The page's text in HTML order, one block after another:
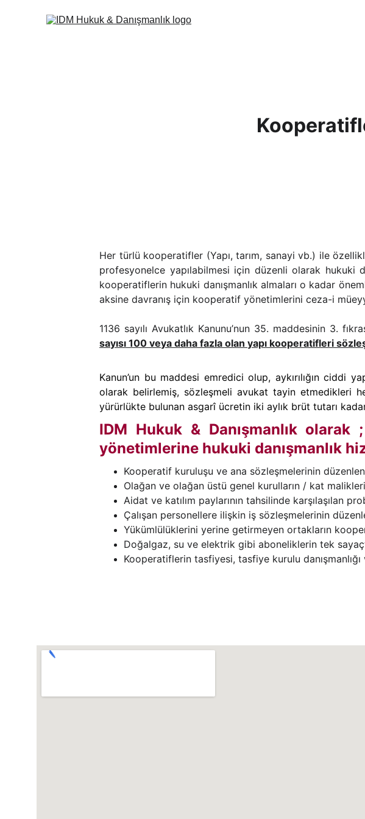
Her türlü kooperatifler (Yapı, tarım, sanayi vb.) ile
profesyonelce yapılabilmesi için düzenli olarak hukuki
kooperatiflerin hukuki danışmanlık almaları o kadar
aksine davranış için kooperatif yönetimlerini ceza-i
1136 sayılı Avukatlık Kanunu’nun 35. maddesinin 3.
sayısı 100 veya daha fazla olan yapı kooperatifleri
Kanun’un bu maddesi emredici olup, aykırılığın ciddi
olarak belirlemiş, sözleşmeli avukat tayin etmedikleri
yürürlükte bulunan asgarî ücretin iki aylık brüt tutarı
IDM Hukuk & Danışmanlık
yönetimlerine hukuki danışmanlık
Kooperatif kuruluşu ve ana sözleşmelerinin
Olağan ve olağan üstü genel kurulların / kat malikleri
Aidat ve katılım paylarının tahsilinde karşılaşılan
Çalışan personellere ilişkin iş sözleşmelerinin
Yükümlülüklerini yerine getirmeyen ortakların
Doğalgaz, su ve elektrik gibi aboneliklerin tek
Kooperatiflerin tasfiyesi, tasfiye kurulu